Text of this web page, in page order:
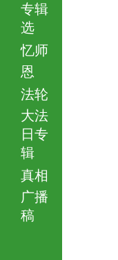
专辑
选
忆师
恩
法轮
大法
日专
辑
真相
广播
稿